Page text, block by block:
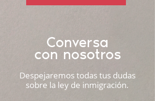
Conversa
con nosotros
Despejaremos todas tus dudas
sobre la ley de inmigración.